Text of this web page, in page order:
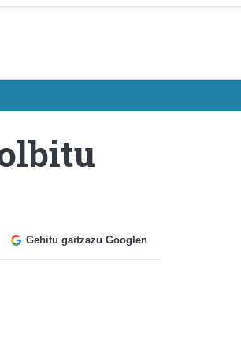
Gehitu gaitzazu Googlen